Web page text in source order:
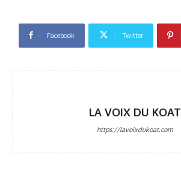
Facebook Twitter
LA VOIX DU KOAT
https://lavoixdukoat.com